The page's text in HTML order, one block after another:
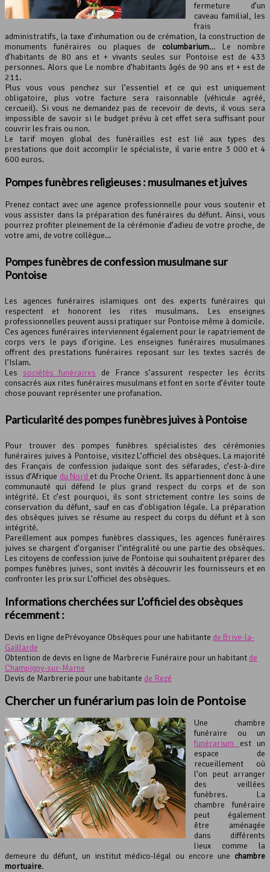
fermeture d’un
caveau familial, les
frais
administratifs, la taxe d’inhumation ou de crémation, la construction de
monuments funéraires ou plaques de columbarium… Le nombre
d’habitants de 80 ans et + vivants seules sur Pontoise est de 433
personnes. Alors que Le nombre d’habitants âgés de 90 ans et + est de
211.
Plus vous vous penchez sur l’essentiel et ce qui est uniquement
obligatoire, plus votre facture sera raisonnable (véhicule agréé,
cercueil). Si vous ne demandez pas de recevoir de devis, il vous sera
impossible de savoir si le budget prévu à cet effet sera suffisant pour
couvrir les frais ou non.
Le tarif moyen global des funérailles est est lié aux types des
prestations que doit accomplir le spécialiste, il varie entre 3 000 et 4
600 euros.
Pompes funèbres religieuses : musulmanes et juives
Prenez contact avec une agence professionnelle pour vous soutenir et
vous assister dans la préparation des funéraires du défunt. Ainsi, vous
pourrez profiter pleinement de la cérémonie d’adieu de votre proche, de
votre ami, de votre collègue…
Pompes funèbres de confession musulmane sur
Pontoise
Les agences funéraires islamiques ont des experts funéraires qui
respectent et honorent les rites musulmans. Les enseignes
professionnelles peuvent aussi pratiquer sur Pontoise même à domicile.
Ces agences funéraires interviennent également pour le rapatriement de
corps vers le pays d’origine. Les enseignes funéraires musulmanes
offrent des prestations funéraires reposant sur les textes sacrés de
l’Islam.
Les sociétés funéraires de France s’assurent respecter les écrits
consacrés aux rites funéraires musulmans et font en sorte d’éviter toute
chose pouvant représenter une profanation.
Particularité des pompes funèbres juives à Pontoise
Pour trouver des pompes funèbres spécialistes des cérémonies
funéraires juives à Pontoise, visitez L’officiel des obsèques. La majorité
des Français de confession judaïque sont des séfarades, c’est-à-dire
issus d’Afrique du Nord et du Proche Orient. Ils appartiennent donc à une
communauté qui défend le plus grand respect du corps et de son
intégrité. Et c’est pourquoi, ils sont strictement contre les soins de
conservation du défunt, sauf en cas d’obligation légale. La préparation
des obsèques juives se résume au respect du corps du défunt et à son
intégrité.
Pareillement aux pompes funèbres classiques, les agences funéraires
juives se chargent d’organiser l’intégralité ou une partie des obsèques.
Les citoyens de confession juive de Pontoise qui souhaitent préparer des
pompes funèbres juives, sont invités à découvrir les fournisseurs et en
confronter les prix sur L’officiel des obsèques.
Informations cherchées sur L’officiel des obsèques
récemment :
Devis en ligne dePrévoyance Obsèques pour une habitante de Brive-la-
Gaillarde
Obtention de devis en ligne de Marbrerie Funéraire pour un habitant de
Champigny-sur-Marne
Devis de Marbrerie pour une habitante de Rezé
Chercher un funérarium pas loin de Pontoise
Une chambre
funéraire ou un
funérarium est un
espace de
recueillement où
l’on peut arranger
des veillées
funèbres. La
chambre funéraire
peut également
être aménagée
dans différents
lieux comme la
demeure du défunt, un institut médico-légal ou encore une chambre
mortuaire.